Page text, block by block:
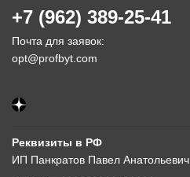
+7 (962) 389-25-41
Почта для заявок:
opt@profbyt.com
Реквизиты в РФ
ИП Панкратов Павел Анатольевич